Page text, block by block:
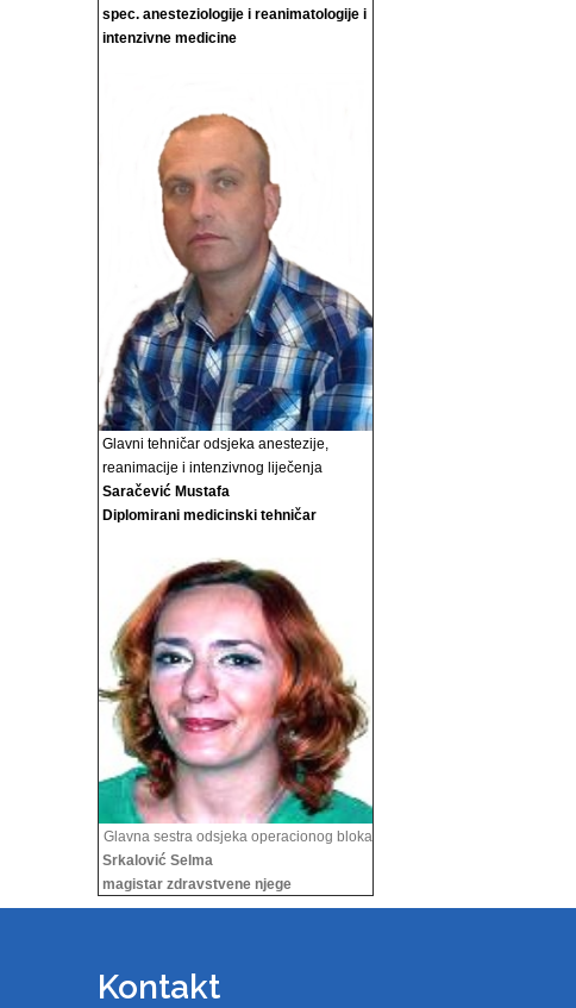
spec. anesteziologije i reanimatologije i
intenzivne medicine
Glavni tehničar odsjeka anestezije,
reanimacije i intenzivnog liječenja
Saračević Mustafa
Diplomirani medicinski tehničar
Glavna sestra odsjeka operacionog bloka
Srkalović Selma
magistar zdravstvene njege
Kontakt